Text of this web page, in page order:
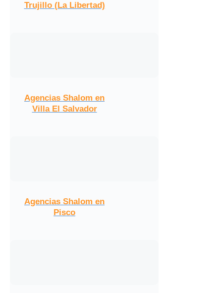
Trujillo (La Libertad)
Agencias Shalom en
Villa El Salvador
Agencias Shalom en
Pisco